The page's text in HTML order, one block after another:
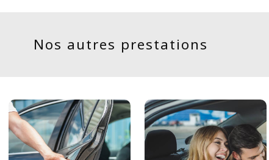
Nos autres prestations